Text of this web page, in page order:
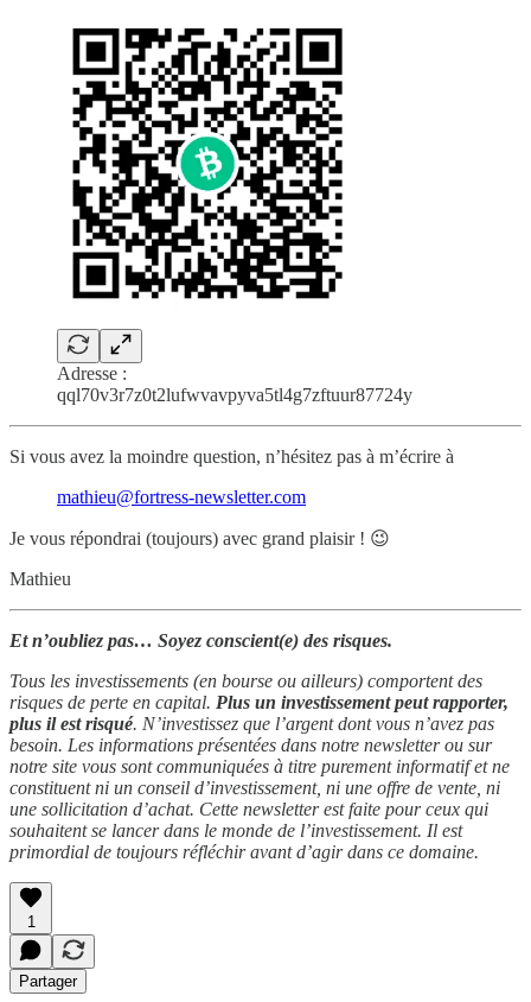
Adresse :
qql70v3r7z0t2lufwvavpyva5tl4g7zftuur87724y
Si vous avez la moindre question, n’hésitez pas à m’écrire à
mathieu@fortress-newsletter.com
Je vous répondrai (toujours) avec grand plaisir ! 😉
Mathieu
Et n’oubliez pas… Soyez conscient(e) des risques.
Tous les investissements (en bourse ou ailleurs) comportent des
risques de perte en capital. Plus un investissement peut rapporter,
plus il est risqué. N’investissez que l’argent dont vous n’avez pas
besoin. Les informations présentées dans notre newsletter ou sur
notre site vous sont communiquées à titre purement informatif et ne
constituent ni un conseil d’investissement, ni une offre de vente, ni
une sollicitation d’achat. Cette newsletter est faite pour ceux qui
souhaitent se lancer dans le monde de l’investissement. Il est
primordial de toujours réfléchir avant d’agir dans ce domaine.
1
Partager